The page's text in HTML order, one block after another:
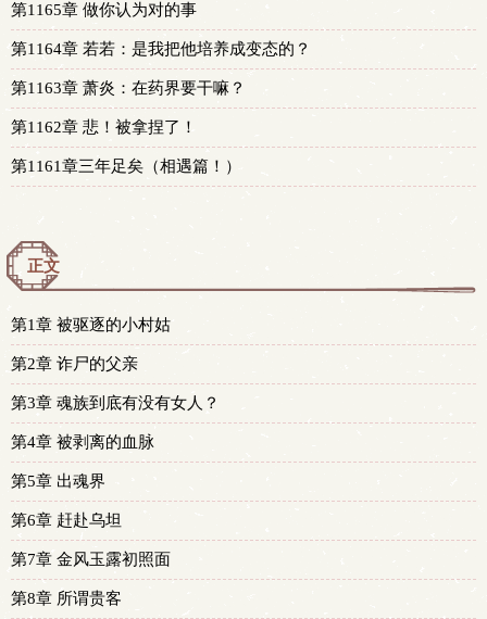
第1165章 做你认为对的事
第1164章 若若：是我把他培养成变态的？
第1163章 萧炎：在药界要干嘛？
第1162章 悲！被拿捏了！
第1161章三年足矣（相遇篇！）
正文
第1章 被驱逐的小村姑
第2章 诈尸的父亲
第3章 魂族到底有没有女人？
第4章 被剥离的血脉
第5章 出魂界
第6章 赶赴乌坦
第7章 金风玉露初照面
第8章 所谓贵客